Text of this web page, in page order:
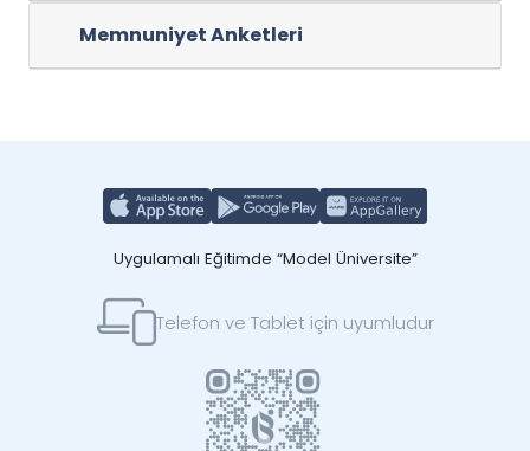
Memnuniyet Anketleri
Uygulamalı Eğitimde “Model Üniversite”
Telefon ve Tablet için uyumludur